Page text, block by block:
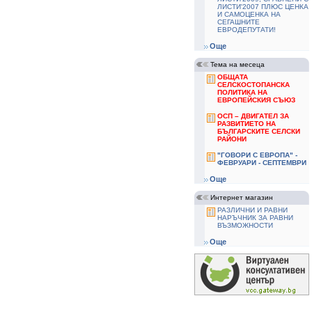
ЛИСТИ'2007 ПЛЮС ЦЕНКА
И САМОЦЕНКА НА
СЕГАШНИТЕ
ЕВРОДЕПУТАТИ!
Още
Тема на месеца
ОБЩАТА
СЕЛСКОСТОПАНСКА
ПОЛИТИКА НА
ЕВРОПЕЙСКИЯ СЪЮЗ
ОСП – ДВИГАТЕЛ ЗА
РАЗВИТИЕТО НА
БЪЛГАРСКИТЕ СЕЛСКИ
РАЙОНИ
"ГОВОРИ С ЕВРОПА" -
ФЕВРУАРИ - СЕПТЕМВРИ
Още
Интернет магазин
РАЗЛИЧНИ И РАВНИ
НАРЪЧНИК ЗА РАВНИ
ВЪЗМОЖНОСТИ
Още